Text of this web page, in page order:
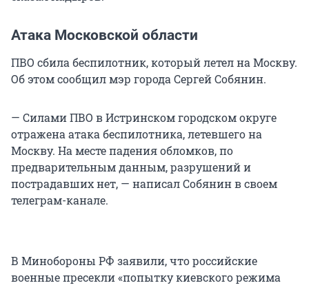
Атака Московской области
ПВО сбила беспилотник, который летел на Москву.
Об этом сообщил мэр города Сергей Собянин.
— Силами ПВО в Истринском городском округе
отражена атака беспилотника, летевшего на
Москву. На месте падения обломков, по
предварительным данным, разрушений и
пострадавших нет, — написал Собянин в своем
телеграм-канале.
В Минобороны РФ заявили, что российские
военные пресекли «попытку киевского режима